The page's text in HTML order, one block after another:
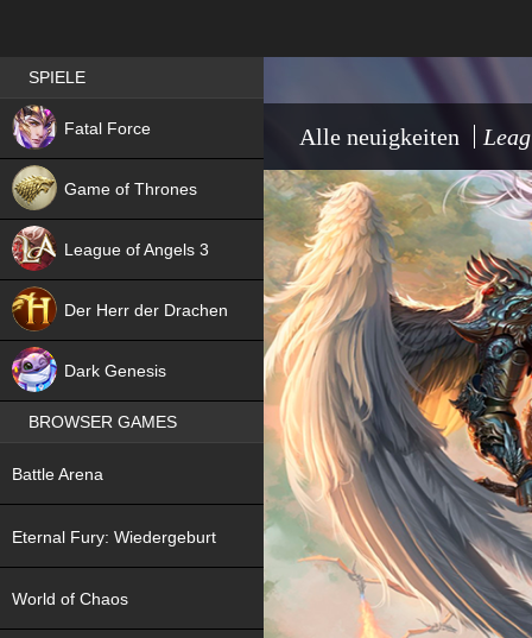
Alle neuigkeiten
Best RPG games in Germany
SPIELE
Fatal Force
NEW
Game of Thrones
League of Angels 3
Der Herr der Drachen
Dark Genesis
BROWSER GAMES
Battle Arena
Eternal Fury: Wiedergeburt
World of Chaos